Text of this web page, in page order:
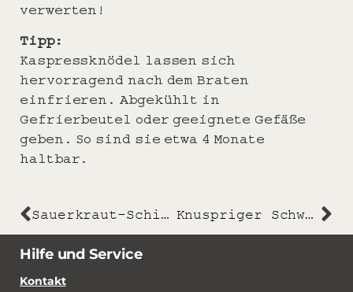
verwerten!
Tipp:
Kaspressknödel lassen sich
hervorragend nach dem Braten
einfrieren. Abgekühlt in
Gefrierbeutel oder geeignete Gefäße
geben. So sind sie etwa 4 Monate
haltbar.
Sauerkraut-Schiffchen mit veganem Sauerrahm Knuspriger Schweinebauch
Hilfe und Service
Kontakt